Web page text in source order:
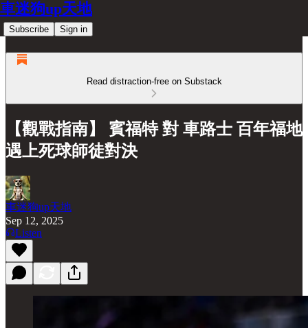
車迷狗up天地
Subscribe Sign in
Read distraction-free on Substack
【觀戰指南】 賓福特 對 車路士 百年福地
遇上死球師徒對決
車迷狗up天地
Sep 12, 2025
Listen